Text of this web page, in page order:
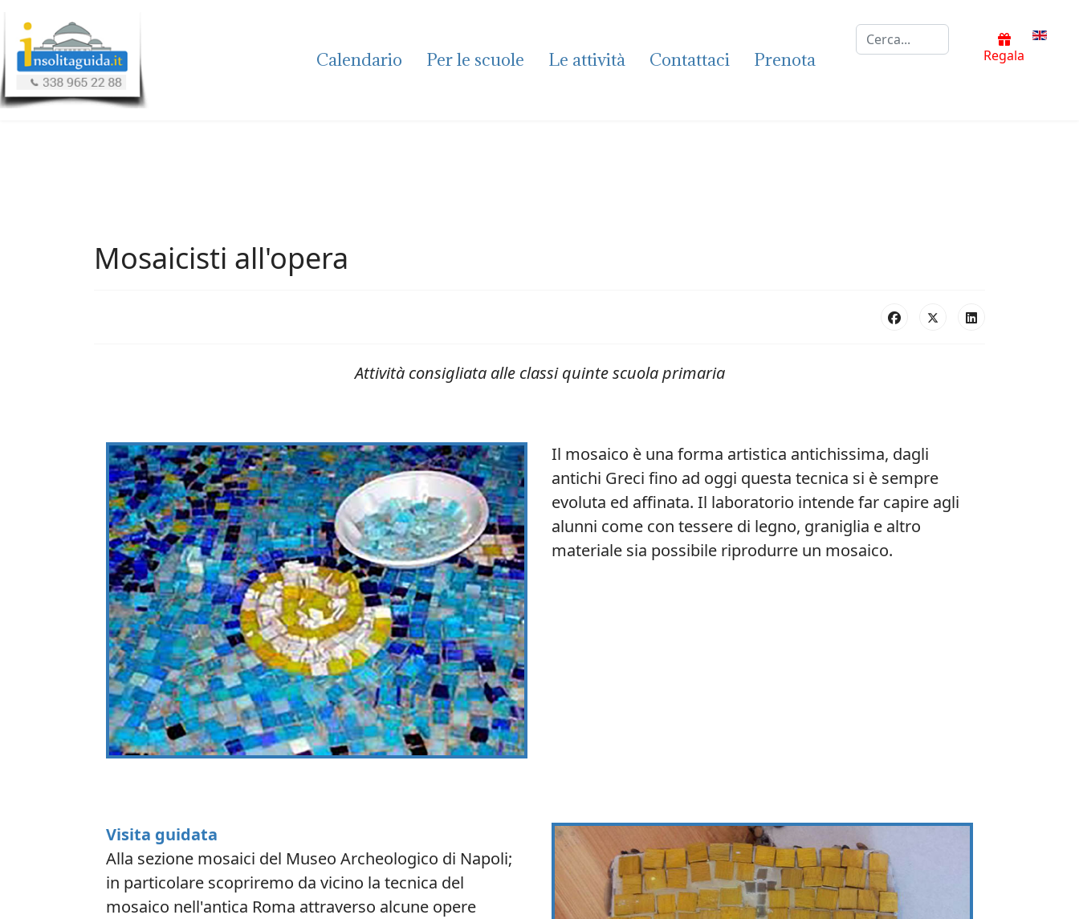
Calendario Per le scuole Le attività Contattaci Prenota
Cerca...
Regala
Mosaicisti all'opera
Attività consigliata alle classi quinte scuola primaria
Il mosaico è una forma artistica antichissima, dagli
antichi Greci fino ad oggi questa tecnica si è sempre
evoluta ed affinata. Il laboratorio intende far capire agli
alunni come con tessere di legno, graniglia e altro
materiale sia possibile riprodurre un mosaico.
Visita guidata
Alla sezione mosaici del Museo Archeologico di Napoli;
in particolare scopriremo da vicino la tecnica del
mosaico nell'antica Roma attraverso alcune opere